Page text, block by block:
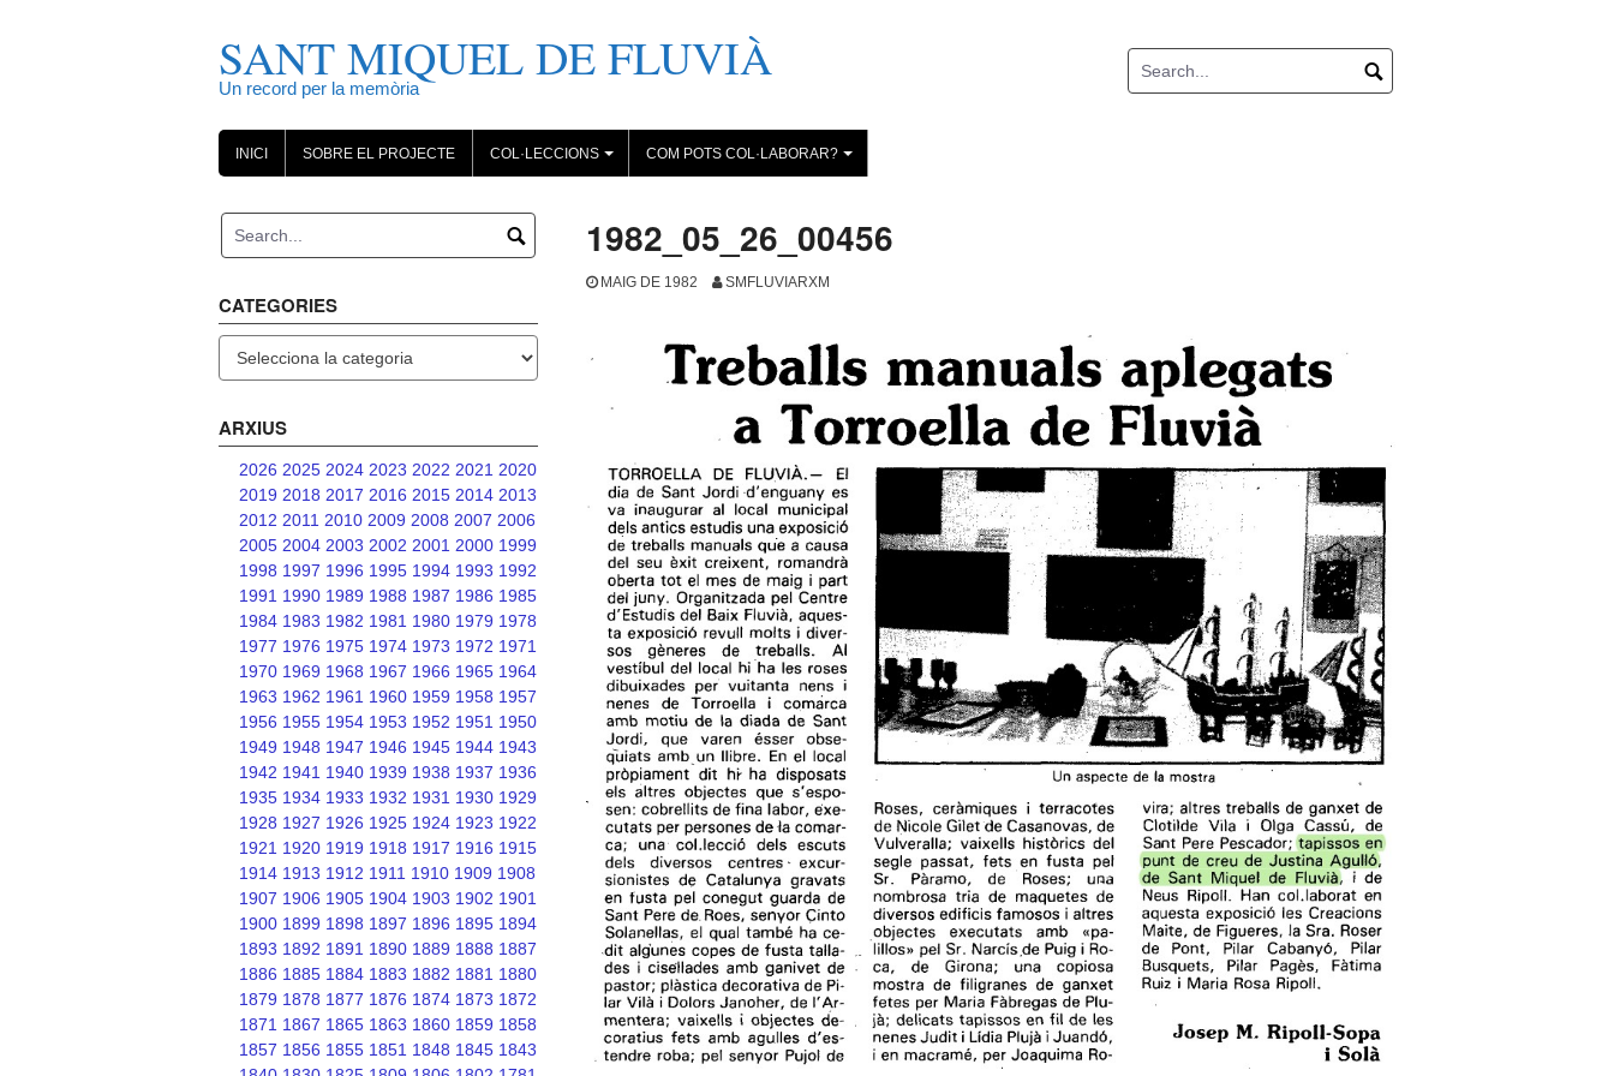
SANT MIQUEL DE FLUVIÀ
Un record per la memòria
INICI SOBRE EL PROJECTE
+
COL·LECCIONS
+
COM POTS COL·LABORAR?
1982_05_26_00456
MAIG DE 1982 SMFLUVIARXM
CATEGORIES
ARXIUS
2026 2025 2024 2023 2022 2021 2020
2019 2018 2017 2016 2015 2014 2013
2012 2011 2010 2009 2008 2007 2006
2005 2004 2003 2002 2001 2000 1999
1998 1997 1996 1995 1994 1993 1992
1991 1990 1989 1988 1987 1986 1985
1984 1983 1982 1981 1980 1979 1978
1977 1976 1975 1974 1973 1972 1971
1970 1969 1968 1967 1966 1965 1964
1963 1962 1961 1960 1959 1958 1957
1956 1955 1954 1953 1952 1951 1950
1949 1948 1947 1946 1945 1944 1943
1942 1941 1940 1939 1938 1937 1936
1935 1934 1933 1932 1931 1930 1929
1928 1927 1926 1925 1924 1923 1922
1921 1920 1919 1918 1917 1916 1915
1914 1913 1912 1911 1910 1909 1908
1907 1906 1905 1904 1903 1902 1901
1900 1899 1898 1897 1896 1895 1894
1893 1892 1891 1890 1889 1888 1887
1886 1885 1884 1883 1882 1881 1880
1879 1878 1877 1876 1874 1873 1872
1871 1867 1865 1863 1860 1859 1858
1857 1856 1855 1851 1848 1845 1843